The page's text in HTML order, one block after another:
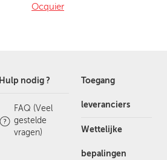
Ocquier
Hulp nodig ?
FAQ (Veel
gestelde
vragen)
Toegang
leveranciers
Wettelijke
bepalingen